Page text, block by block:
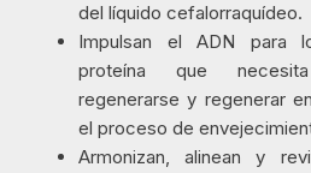
del líquido cefalorraquídeo.
Impulsan el ADN para
proteína que
regenerarse y regenerar
el proceso de
Armonizan, alinean y